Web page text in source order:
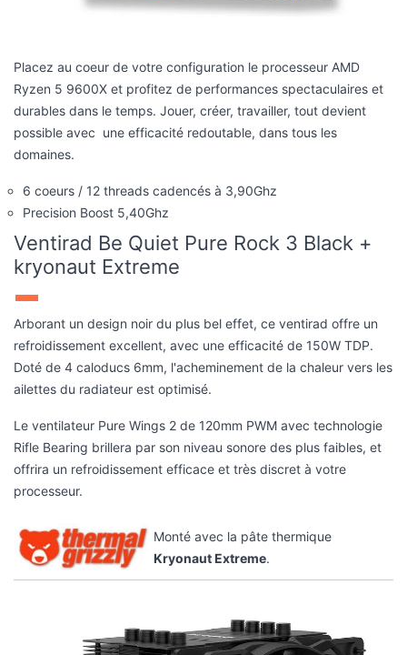
Ryzen 5 9600X et profitez de performances spectaculaires et
domaines.
6 coeurs / 12 threads cadencés à 3,90Ghz
Precision Boost 5,40Ghz
Ventirad Be Quiet Pure Rock 3 Black +
kryonaut Extreme
Arborant un design noir du plus bel effet, ce ventirad offre un
refroidissement excellent, avec une efficacité de 150W TDP.
Le ventilateur Pure Wings 2 de 120mm PWM avec technologie
Rifle Bearing brillera par son niveau sonore des plus faibles, et
offrira un refroidissement efficace et très discret à votre
Monté avec la pâte thermique
Kryonaut Extreme.